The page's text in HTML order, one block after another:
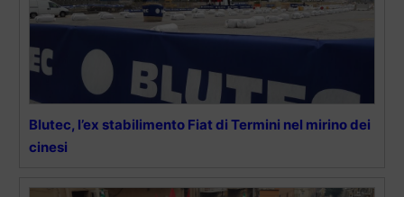
Blutec, l’ex stabilimento Fiat di Termini nel mirino dei
cinesi